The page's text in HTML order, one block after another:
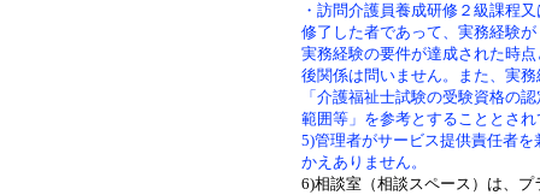
・訪問介護員養成研修２級課程
修了した者であって、実務経験
実務経験の要件が達成された時
後関係は問いません。また、実
「介護福祉士試験の受験資格の
範囲等」を参考とすることとさ
5)管理者がサービス提供責任者
かえありません。
6)相談室（相談スペース）は、